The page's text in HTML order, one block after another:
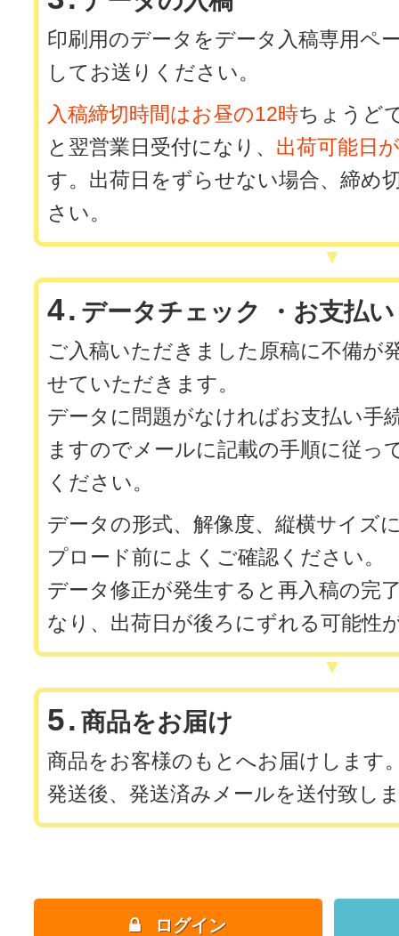
印刷用のデータをデータ入稿専用ペ
してお送りください。
入稿締切時間はお昼の12時ちょうど
と翌営業日受付になり、 出荷可能日
す。出荷日をずらせない場合、締め
さい。
4. データチェック ・お支払い
ご入稿いただきました原稿に不備が
せていただきます。
データに問題がなければお支払い手
ますのでメールに記載の手順に従っ
ください。
データの形式、解像度、縦横サイズ
プロード前によくご確認ください。
データ修正が発生すると再入稿の完
なり、出荷日が後ろにずれる可能性
5.商品をお届け
商品をお客様のもとへお届けします
発送後、発送済みメールを送付致し
ログイン